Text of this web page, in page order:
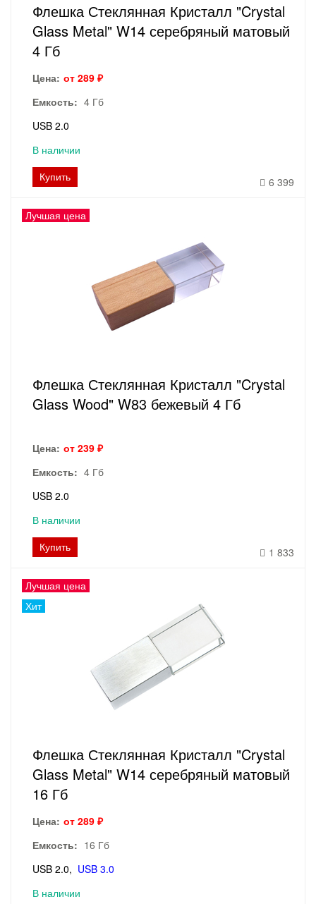
Флешка Стеклянная Кристалл "Crystal
Glass Metal" W14 серебряный матовый
4 Гб
Цена: от 289 ₽
Емкость: 4 Гб
USB 2.0
В наличии
Купить
6 399
Лучшая цена
Флешка Стеклянная Кристалл "Crystal
Glass Wood" W83 бежевый 4 Гб
Цена: от 239 ₽
Емкость: 4 Гб
USB 2.0
В наличии
Купить
1 833
Лучшая цена
Хит
Флешка Стеклянная Кристалл "Crystal
Glass Metal" W14 серебряный матовый
16 Гб
Цена: от 289 ₽
Емкость: 16 Гб
USB 2.0
USB 3.0
В наличии